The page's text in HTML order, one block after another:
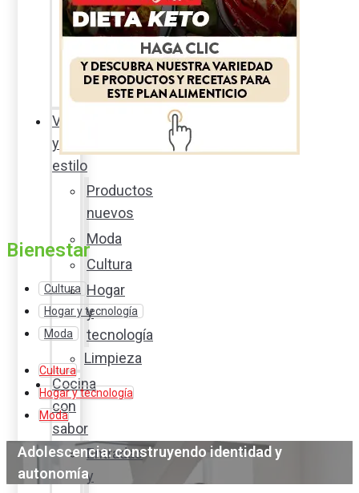
Sexualidad
responsable
la
percha
Vida
y
estilo
Productos
nuevos
Moda
Cultura
Hogar
y
tecnología
Limpieza
Cocina
con
sabor
Entradas
y
Bienestar
Cultura
Hogar y tecnología
Moda
Cultura
Hogar y tecnología
Moda
Adolescencia: construyendo identidad y
autonomía